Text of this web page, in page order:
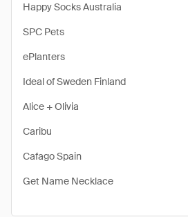
Happy Socks Australia
SPC Pets
ePlanters
Ideal of Sweden Finland
Alice + Olivia
Caribu
Cafago Spain
Get Name Necklace